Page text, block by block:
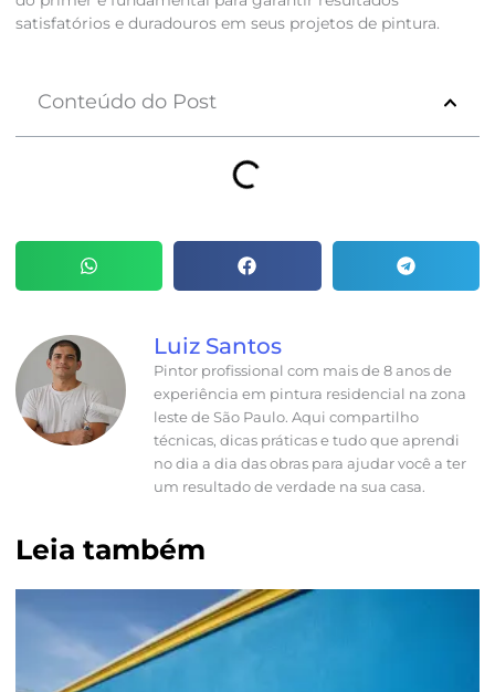
satisfatórios e duradouros em seus projetos de pintura.
Conteúdo do Post
Luiz Santos
Pintor profissional com mais de 8 anos de
experiência em pintura residencial na zona
leste de São Paulo. Aqui compartilho
técnicas, dicas práticas e tudo que aprendi
no dia a dia das obras para ajudar você a ter
um resultado de verdade na sua casa.
Leia também